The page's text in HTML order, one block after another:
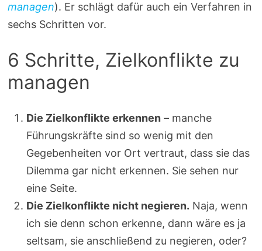
managen). Er schlägt dafür auch ein Verfahren in
sechs Schritten vor.
6 Schritte, Zielkonflikte zu
managen
Die Zielkonflikte erkennen – manche
Führungskräfte sind so wenig mit den
Gegebenheiten vor Ort vertraut, dass sie das
Dilemma gar nicht erkennen. Sie sehen nur
eine Seite.
Die Zielkonflikte nicht negieren. Naja, wenn
ich sie denn schon erkenne, dann wäre es ja
seltsam, sie anschließend zu negieren, oder?